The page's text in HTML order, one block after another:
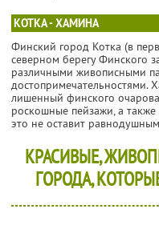
КОТКА - ХАМИНА
Финский город Котка (в
северном берегу Финского
различными живописными
лишенный финского
роскошные пейзажи, а
это не оставит
КРАСИВЫЕ,
ГОРОДА,